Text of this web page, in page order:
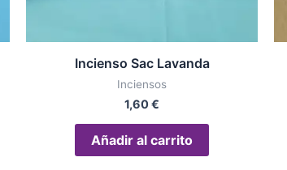
Incienso Sac Lavanda
Inciensos
1,60€
Añadir al carrito